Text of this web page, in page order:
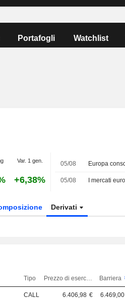
Portafogli Watchlist
Var. 1 gen.
+6,38%
05/08
05/08
Derivati
Tipo Prezzo di esercizio Barriera
CALL 6.406,98 € 6.469,00